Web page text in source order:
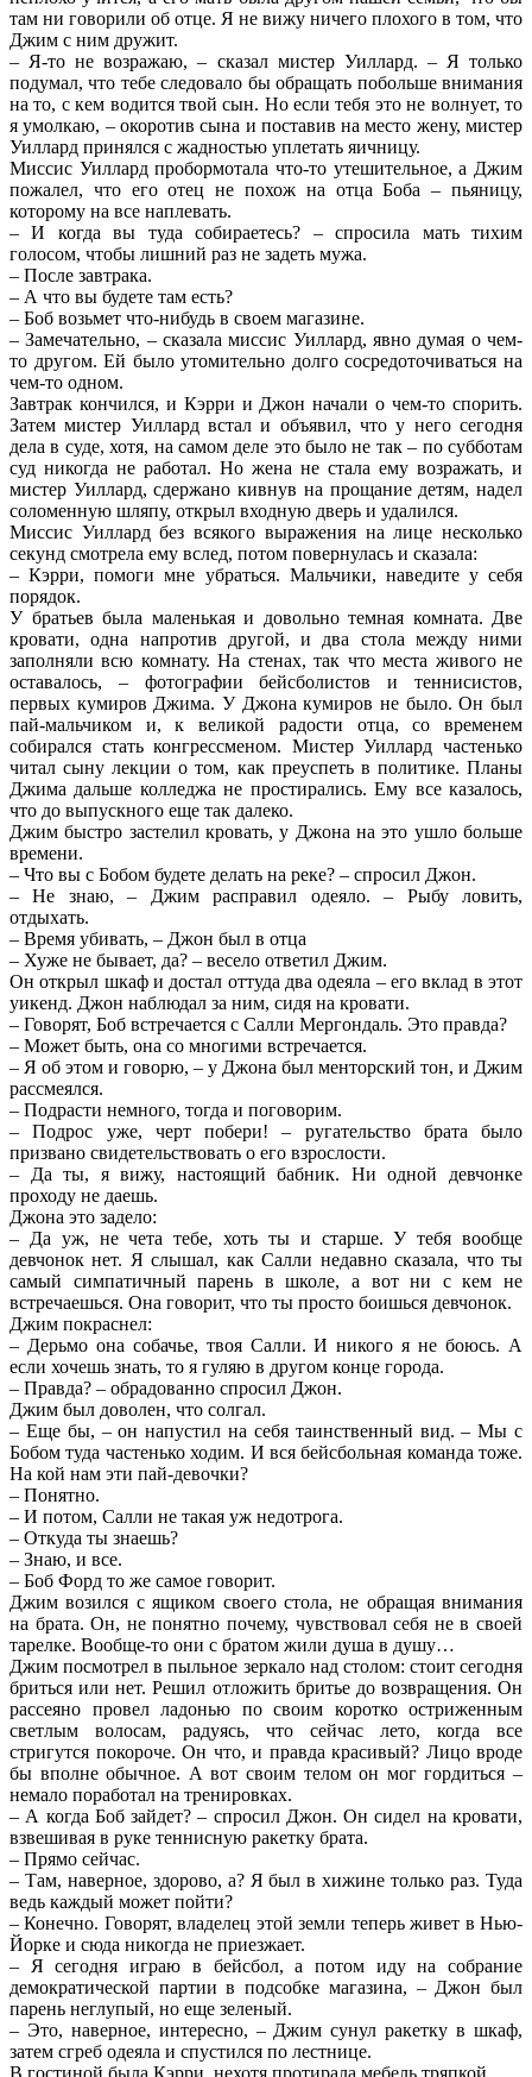
там ни говорили об отце. Я не вижу ничего плохого в том, что
Джим с ним дружит.
– Я-то не возражаю, – сказал мистер Уиллард. – Я только
подумал, что тебе следовало бы обращать побольше внимания
на то, с кем водится твой сын. Но если тебя это не волнует, то
я умолкаю, – окоротив сына и поставив на место жену, мистер
Уиллард принялся с жадностью уплетать яичницу.
Миссис Уиллард пробормотала что-то утешительное, а Джим
пожалел, что его отец не похож на отца Боба – пьяницу,
которому на все наплевать.
– И когда вы туда собираетесь? – спросила мать тихим
голосом, чтобы лишний раз не задеть мужа.
– После завтрака.
– А что вы будете там есть?
– Боб возьмет что-нибудь в своем магазине.
– Замечательно, – сказала миссис Уиллард, явно думая о чем-
то другом. Ей было утомительно долго сосредоточиваться на
чем-то одном.
Завтрак кончился, и Кэрри и Джон начали о чем-то спорить.
Затем мистер Уиллард встал и объявил, что у него сегодня
дела в суде, хотя, на самом деле это было не так – по субботам
суд никогда не работал. Но жена не стала ему возражать, и
мистер Уиллард, сдержано кивнув на прощание детям, надел
соломенную шляпу, открыл входную дверь и удалился.
Миссис Уиллард без всякого выражения на лице несколько
секунд смотрела ему вслед, потом повернулась и сказала:
– Кэрри, помоги мне убраться. Мальчики, наведите у себя
порядок.
У братьев была маленькая и довольно темная комната. Две
кровати, одна напротив другой, и два стола между ними
заполняли всю комнату. На стенах, так что места живого не
оставалось, – фотографии бейсболистов и теннисистов,
первых кумиров Джима. У Джона кумиров не было. Он был
пай-мальчиком и, к великой радости отца, со временем
собирался стать конгрессменом. Мистер Уиллард частенько
читал сыну лекции о том, как преуспеть в политике. Планы
Джима дальше колледжа не простирались. Ему все казалось,
что до выпускного еще так далеко.
Джим быстро застелил кровать, у Джона на это ушло больше
времени.
– Что вы с Бобом будете делать на реке? – спросил Джон.
– Не знаю, – Джим расправил одеяло. – Рыбу ловить,
отдыхать.
– Время убивать, – Джон был в отца
– Хуже не бывает, да? – весело ответил Джим.
Он открыл шкаф и достал оттуда два одеяла – его вклад в этот
уикенд. Джон наблюдал за ним, сидя на кровати.
– Говорят, Боб встречается с Салли Мергондаль. Это правда?
– Может быть, она со многими встречается.
– Я об этом и говорю, – у Джона был менторский тон, и Джим
рассмеялся.
– Подрасти немного, тогда и поговорим.
– Подрос уже, черт побери! – ругательство брата было
призвано свидетельствовать о его взрослости.
– Да ты, я вижу, настоящий бабник. Ни одной девчонке
проходу не даешь.
Джона это задело:
– Да уж, не чета тебе, хоть ты и старше. У тебя вообще
девчонок нет. Я слышал, как Салли недавно сказала, что ты
самый симпатичный парень в школе, а вот ни с кем не
встречаешься. Она говорит, что ты просто боишься девчонок.
Джим покраснел:
– Дерьмо она собачье, твоя Салли. И никого я не боюсь. А
если хочешь знать, то я гуляю в другом конце города.
– Правда? – обрадованно спросил Джон.
Джим был доволен, что солгал.
– Еще бы, – он напустил на себя таинственный вид. – Мы с
Бобом туда частенько ходим. И вся бейсбольная команда тоже.
На кой нам эти пай-девочки?
– Понятно.
– И потом, Салли не такая уж недотрога.
– Откуда ты знаешь?
– Знаю, и все.
– Боб Форд то же самое говорит.
Джим возился с ящиком своего стола, не обращая внимания
на брата. Он, не понятно почему, чувствовал себя не в своей
тарелке. Вообще-то они с братом жили душа в душу…
Джим посмотрел в пыльное зеркало над столом: стоит сегодня
бриться или нет. Решил отложить бритье до возвращения. Он
рассеяно провел ладонью по своим коротко остриженным
светлым волосам, радуясь, что сейчас лето, когда все
стригутся покороче. Он что, и правда красивый? Лицо вроде
бы вполне обычное. А вот своим телом он мог гордиться –
немало поработал на тренировках.
– А когда Боб зайдет? – спросил Джон. Он сидел на кровати,
взвешивая в руке теннисную ракетку брата.
– Прямо сейчас.
– Там, наверное, здорово, а? Я был в хижине только раз. Туда
ведь каждый может пойти?
– Конечно. Говорят, владелец этой земли теперь живет в Нью-
Йорке и сюда никогда не приезжает.
– Я сегодня играю в бейсбол, а потом иду на собрание
демократической партии в подсобке магазина, – Джон был
парень неглупый, но еще зеленый.
– Это, наверное, интересно, – Джим сунул ракетку в шкаф,
затем сгреб одеяла и спустился по лестнице.